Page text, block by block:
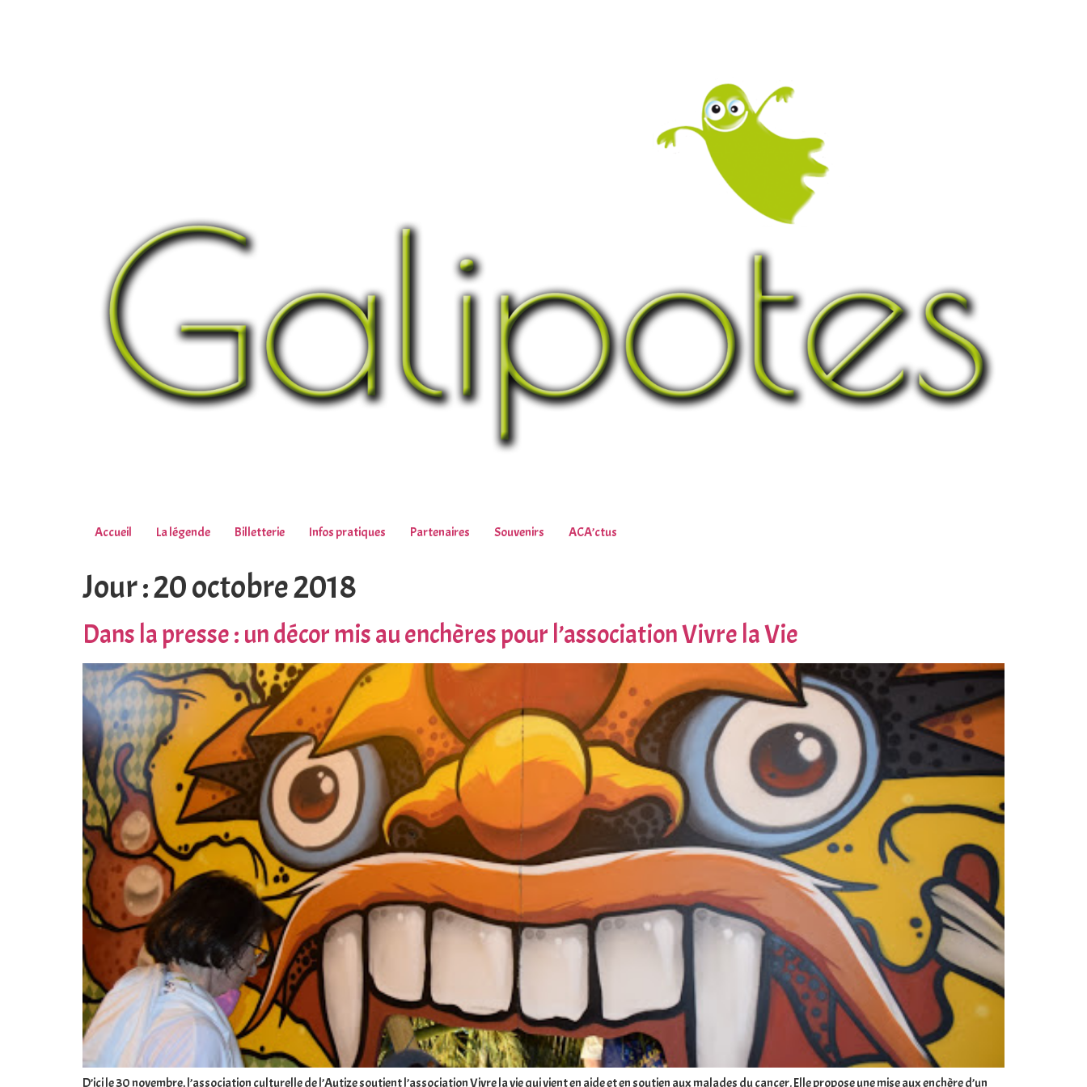
Accueil La légende Billetterie Infos pratiques Partenaires Souvenirs ACA’ctus
Jour :20 octobre 2018
Dans la presse : un décor mis au enchères pour l’association Vivre la Vie
D’ici le 30 novembre, l’association culturelle de l’Autize soutient l’association Vivre la vie qui vient en aide et en soutien aux malades du cancer. Elle propose une mise aux enchère d’un